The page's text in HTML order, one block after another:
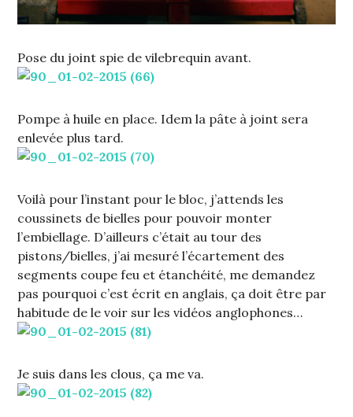
Pose du joint spie de vilebrequin avant.
Pompe à huile en place. Idem la pâte à joint sera
enlevée plus tard.
Voilà pour l’instant pour le bloc, j’attends les
coussinets de bielles pour pouvoir monter
l’embiellage. D’ailleurs c’était au tour des
pistons/bielles, j’ai mesuré l’écartement des
segments coupe feu et étanchéité, me demandez
pas pourquoi c’est écrit en anglais, ça doit être par
habitude de le voir sur les vidéos anglophones…
Je suis dans les clous, ça me va.